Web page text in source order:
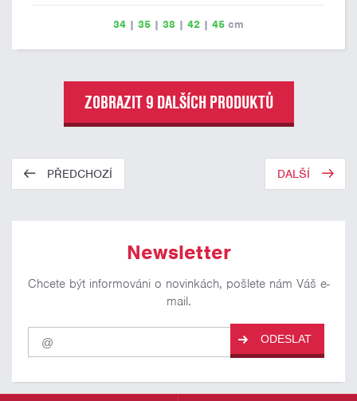
34 | 35 | 38 | 42 | 45 cm
ZOBRAZIT 9 DALŠÍCH PRODUKTŮ
PŘEDCHOZÍ DALŠÍ
Newsletter
Chcete být informováni o novinkách, pošlete nám Váš e-
mail.
Pro
odběr
našich
ODESLAT